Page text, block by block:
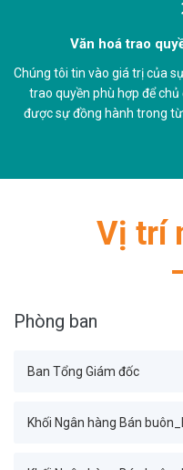
Văn hoá trao
Chúng tôi tin vào giá trị của
trao quyền phù hợp để
được sự đồng hành trong
Vị trí
Phòng ban
Ban Tổng Giám đốc
Khối Ngân hàng Bán